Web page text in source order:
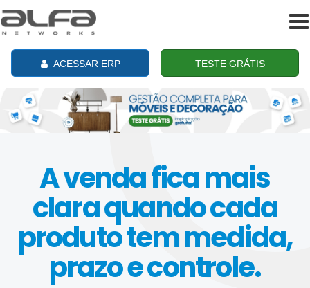
ACESSAR ERP TESTE GRÁTIS
A venda fica mais
clara quando cada
produto tem medida,
prazo e controle.